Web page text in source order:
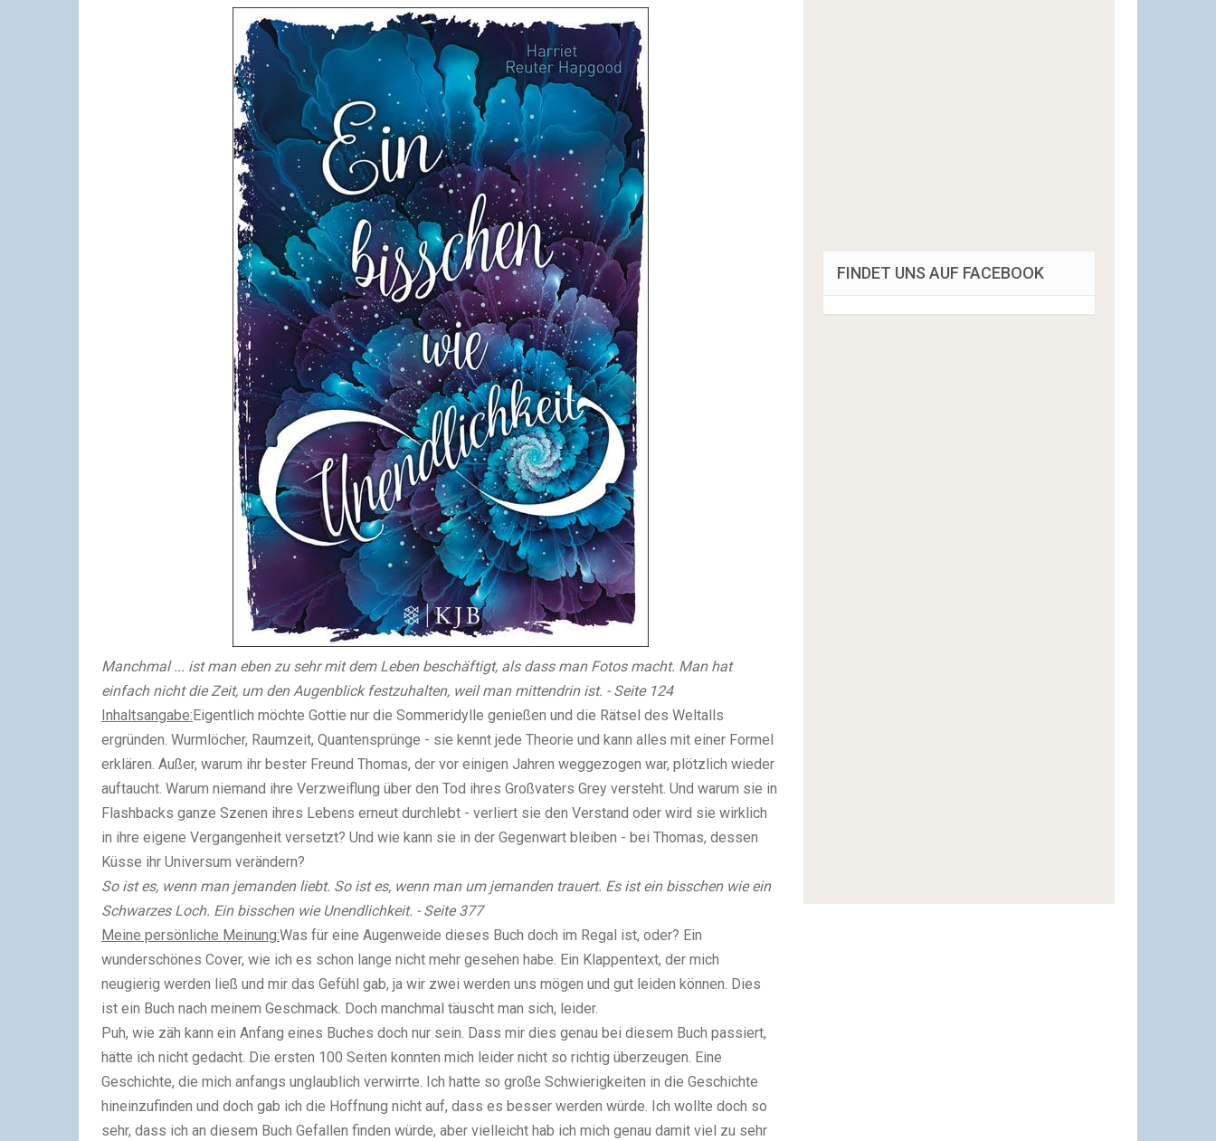
Manchmal ... ist man eben zu sehr mit dem Leben beschäftigt, als dass man Fotos macht. Man hat
einfach nicht die Zeit, um den Augenblick festzuhalten, weil man mittendrin ist. - Seite 124
Inhaltsangabe: Eigentlich möchte Gottie nur die Sommeridylle genießen und die Rätsel des Weltalls
ergründen. Wurmlöcher, Raumzeit, Quantensprünge - sie kennt jede Theorie und kann alles mit einer Formel
erklären. Außer, warum ihr bester Freund Thomas, der vor einigen Jahren weggezogen war, plötzlich wieder
auftaucht. Warum niemand ihre Verzweiflung über den Tod ihres Großvaters Grey versteht. Und warum sie in
Flashbacks ganze Szenen ihres Lebens erneut durchlebt - verliert sie den Verstand oder wird sie wirklich
in ihre eigene Vergangenheit versetzt? Und wie kann sie in der Gegenwart bleiben - bei Thomas, dessen
Küsse ihr Universum verändern?
So ist es, wenn man jemanden liebt. So ist es, wenn man um jemanden trauert. Es ist ein bisschen wie ein
Schwarzes Loch. Ein bisschen wie Unendlichkeit. - Seite 377
Meine persönliche Meinung:Was für eine Augenweide dieses Buch doch im Regal ist, oder? Ein
wunderschönes Cover, wie ich es schon lange nicht mehr gesehen habe. Ein Klappentext, der mich
neugierig werden ließ und mir das Gefühl gab, ja wir zwei werden uns mögen und gut leiden können. Dies
ist ein Buch nach meinem Geschmack. Doch manchmal täuscht man sich, leider.
Puh, wie zäh kann ein Anfang eines Buches doch nur sein. Dass mir dies genau bei diesem Buch passiert,
hätte ich nicht gedacht. Die ersten 100 Seiten konnten mich leider nicht so richtig überzeugen. Eine
Geschichte, die mich anfangs unglaublich verwirrte. Ich hatte so große Schwierigkeiten in die Geschichte
hineinzufinden und doch gab ich die Hoffnung nicht auf, dass es besser werden würde. Ich wollte doch so
sehr, dass ich an diesem Buch Gefallen finden würde, aber vielleicht hab ich mich genau damit viel zu sehr
FINDET UNS AUF FACEBOOK